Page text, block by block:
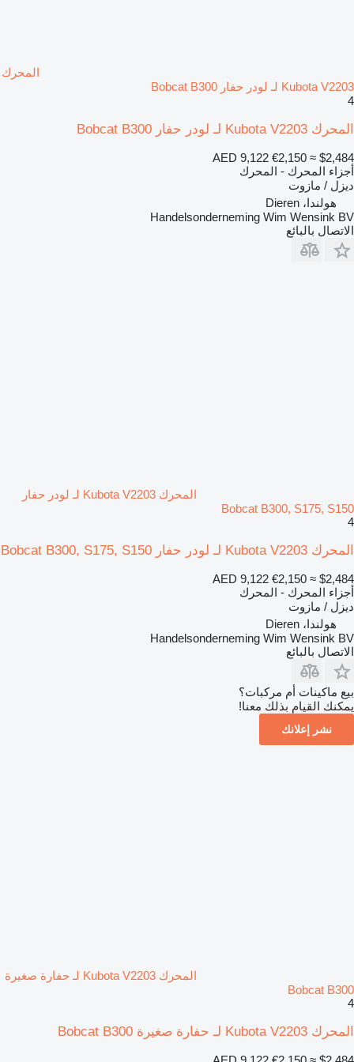
المحرك
Kubota V2203 لـ لودر حفار Bobcat B300
4
المحرك Kubota V2203 لـ لودر حفار Bobcat B300
AED 9,122 €2,150 ≈ $2,484
أجزاء المحرك - المحرك
ديزل / مازوت
هولندا، Dieren
Handelsonderneming Wim Wensink BV
الاتصال بالبائع
المحرك Kubota V2203 لـ لودر حفار
Bobcat B300, S175, S150
4
المحرك Kubota V2203 لـ لودر حفار Bobcat B300, S175, S150
AED 9,122 €2,150 ≈ $2,484
أجزاء المحرك - المحرك
ديزل / مازوت
هولندا، Dieren
Handelsonderneming Wim Wensink BV
الاتصال بالبائع
بيع ماكينات أم مركبات؟
يمكنك القيام بذلك معنا!
نشر إعلانك
المحرك Kubota V2203 لـ حفارة صغيرة
Bobcat B300
4
المحرك Kubota V2203 لـ حفارة صغيرة Bobcat B300